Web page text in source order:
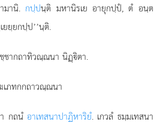
มานิ. กปฺปนฺติ มหานิรเย อายุกปฺปํ, ตํ อนฺต
ยยฺยกปฺป’’นฺติ.
ชากถาทิวณฺณนา นิฏฺิตา.
เภทกกถาวณฺณนา
กถนํอาเทสนาปาฏิหาริยํ. เกวลํ ธมฺมเทสนา